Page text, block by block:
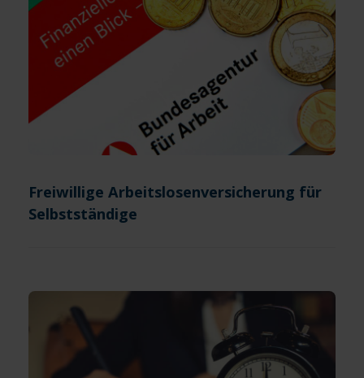
Freiwillige Arbeitslosenversicherung für
Selbstständige